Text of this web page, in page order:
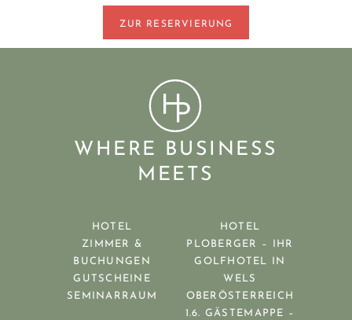
ZUR RESERVIERUNG
WHERE BUSINESS
MEETS
HOTEL
ZIMMER &
BUCHUNGEN
GUTSCHEINE
SEMINARRAUM
HOTEL
PLOBERGER – IHR
GOLFHOTEL IN
WELS
OBERÖSTERREICH
1.6. GÄSTEMAPPE –